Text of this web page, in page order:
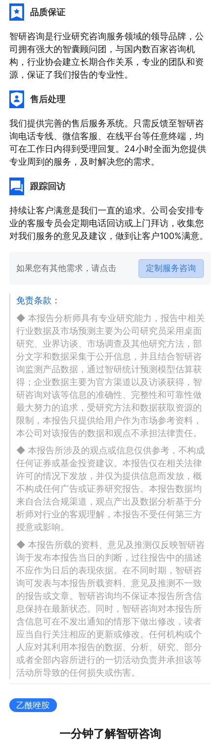
品质保证
智研咨询是行业研究咨询服务领域的领导品牌，公
司拥有强大的智囊顾问团，与国内数百家咨询机
构，行业协会建立长期合作关系，专业的团队和资
源，保证了我们报告的专业性。
售后处理
我们提供完善的售后服务系统。只需反馈至智研咨
询电话专线、微信客服、在线平台等任意终端，均
可在工作日内得到受理回复。24小时全面为您提供
专业周到的服务，及时解决您的需求。
跟踪回访
持续让客户满意是我们一直的追求。公司会安排专
业的客服专员会定期电话回访或上门拜访，收集您
对我们服务的意见及建议，做到让客户100%满意。
如果您有其他需求，请点击 定制服务咨询
免责条款：
◆ 本报告分析师具有专业研究能力，报告中相关
行业数据及市场预测主要为公司研究员采用桌面
研究、业界访谈、市场调查及其他研究方法，部
分文字和数据采集于公开信息，并且结合智研咨
询监测产品数据，通过智研统计预测模型估算获
得；企业数据主要为官方渠道以及访谈获得，智
研咨询对该等信息的准确性、完整性和可靠性做
最大努力的追求，受研究方法和数据获取资源的
限制，本报告只提供给用户作为市场参考资料，
本公司对该报告的数据和观点不承担法律责任。
◆ 本报告所涉及的观点或信息仅供参考，不构成
任何证券或基金投资建议。本报告仅在相关法律
许可的情况下发放，并仅为提供信息而发放，概
不构成任何广告或证券研究报告。本报告数据均
来自合法合规渠道，观点产出及数据分析基于分
析师对行业的客观理解，本报告不受任何第三方
授意或影响。
◆ 本报告所载的资料、意见及推测仅反映智研咨
询于发布本报告当日的判断，过往报告中的描述
不应作为日后的表现依据。在不同时期，智研咨
询可发表与本报告所载资料、意见及推测不一致
的报告或文章。智研咨询均不保证本报告所含信
息保持在最新状态。同时，智研咨询对本报告所
含信息可在不发出通知的情形下做出修改，读者
应当自行关注相应的更新或修改。任何机构或个
人应对其利用本报告的数据、分析、研究、部分
或者全部内容所进行的一切活动负责并承担该等
活动所导致的任何损失或伤害。
乙酰唑胺
一分钟了解智研咨询